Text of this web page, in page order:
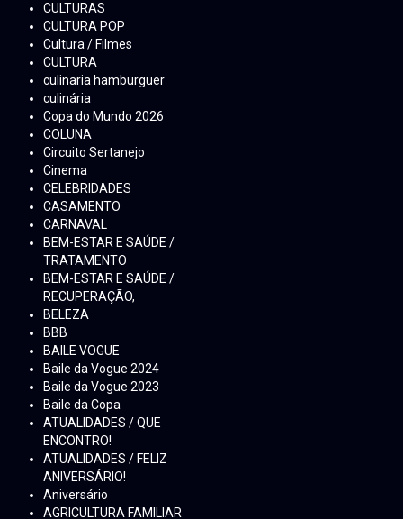
CULTURAS
CULTURA POP
Cultura / Filmes
CULTURA
culinaria hamburguer
culinária
Copa do Mundo 2026
COLUNA
Circuito Sertanejo
Cinema
CELEBRIDADES
CASAMENTO
CARNAVAL
BEM-ESTAR E SAÚDE /
TRATAMENTO
BEM-ESTAR E SAÚDE /
RECUPERAÇÃO,
BELEZA
BBB
BAILE VOGUE
Baile da Vogue 2024
Baile da Vogue 2023
Baile da Copa
ATUALIDADES / QUE
ENCONTRO!
ATUALIDADES / FELIZ
ANIVERSÁRIO!
Aniversário
AGRICULTURA FAMILIAR